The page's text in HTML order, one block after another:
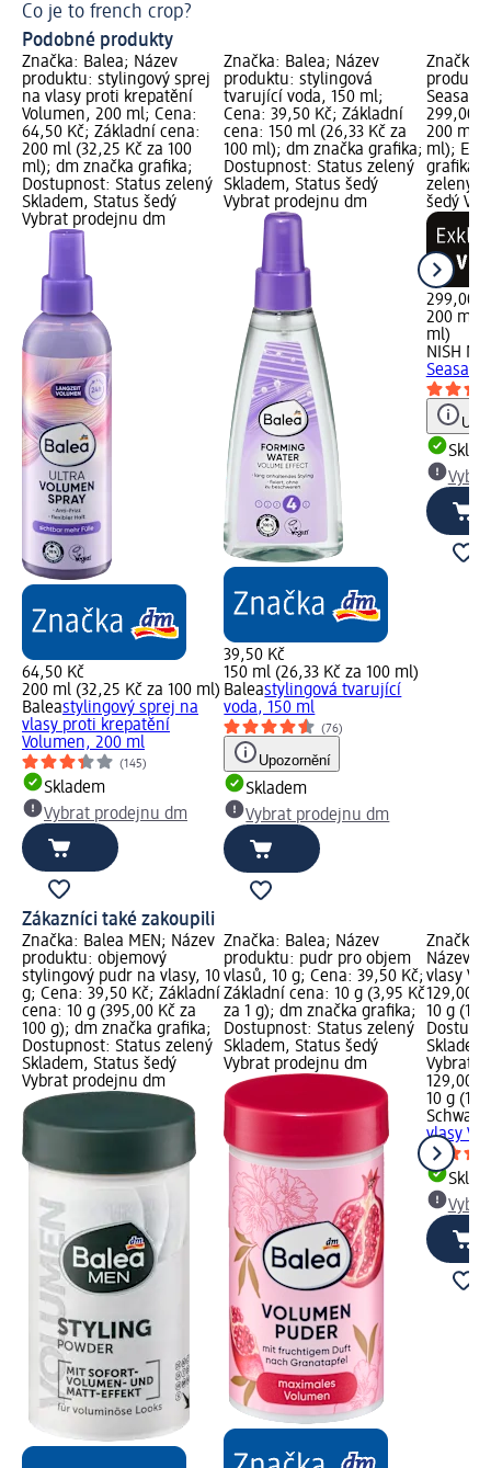
Co je to french crop?
Podobné produkty
Značka: Balea; Název
produktu: stylingový sprej
na vlasy proti krepatění
Volumen, 200 ml; Cena:
64,50 Kč; Základní cena:
200 ml (32,25 Kč za 100
ml); dm značka grafika;
Dostupnost: Status zelený
Skladem, Status šedý
Vybrat prodejnu dm
64,50 Kč
200 ml (32,25 Kč za 100 ml)
Baleastylingový sprej na
vlasy proti krepatění
Volumen, 200 ml
(145)
Skladem
Vybrat prodejnu dm
Značka: Balea; Název
produktu: stylingová
tvarující voda, 150 ml;
Cena: 39,50 Kč; Základní
cena: 150 ml (26,33 Kč za
100 ml); dm značka grafika;
Dostupnost: Status zelený
Skladem, Status šedý
Vybrat prodejnu dm
39,50 Kč
150 ml (26,33 Kč za 100 ml)
Baleastylingová tvarující
voda, 150 ml
(76)
Upozornění
Skladem
Vybrat prodejnu dm
Značka:
Seasalt,
299,00
200 ml
ml);
grafika;
zelený
šedý
299,00
200 ml
ml)
NISH
Seasalt,
Zákazníci také zakoupili
Značka: Balea MEN; Název
produktu: objemový
stylingový pudr na vlasy, 10
g; Cena: 39,50 Kč; Základní
cena: 10 g (395,00 Kč za
100 g); dm značka grafika;
Dostupnost: Status zelený
Skladem, Status šedý
Vybrat prodejnu dm
Značka: Balea; Název
produktu: pudr pro objem
vlasů, 10 g; Cena: 39,50 Kč;
Základní cena: 10 g (3,95 Kč
za 1 g); dm značka grafika;
Dostupnost: Status zelený
Skladem, Status šedý
Vybrat prodejnu dm
Značka:
Název
vlasy
129,00
10 g
Vybrat
129,00
10 g
vlasy